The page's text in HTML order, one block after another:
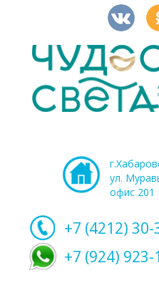
ул.
офис 201
+7 (4212) 30-
+7 (924) 923-